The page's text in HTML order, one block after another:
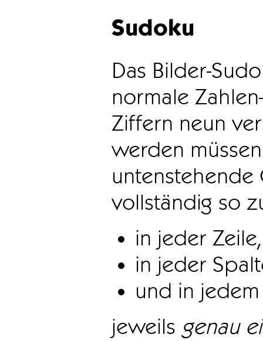
Sudoku
Das Bilder-
normale
Ziffern neun
werden
vollständig so
in jeder Zeile,
in jeder
und in
jeweils genau